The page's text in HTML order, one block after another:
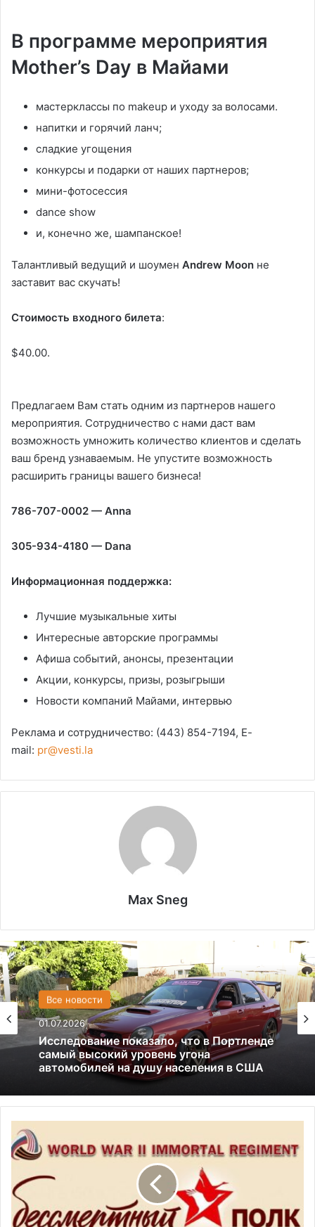
В программе мероприятия
Mother’s Day в Майами
мастерклассы по makeup и уходу за волосами.
напитки и горячий ланч;
сладкие угощения
конкурсы и подарки от наших партнеров;
мини-фотосессия
dance show
и, конечно же, шампанское!
Талантливый ведущий и шоумен Andrew Moon не
заставит вас скучать!
Стоимость входного билета:
$40.00.
Предлагаем Вам стать одним из партнеров нашего
мероприятия. Сотрудничество с нами даст вам
возможность умножить количество клиентов и сделать
ваш бренд узнаваемым. Не упустите возможность
расширить границы вашего бизнеса!
786-707-0002 — Anna
305-934-4180 — Dana
Информационная поддержка:
Лучшие музыкальные хиты
Интересные авторские программы
Афиша событий, анонсы, презентации
Акции, конкурсы, призы, розыгрыши
Новости компаний Майами, интервью
Реклама и сотрудничество: (443) 854-7194, E-
mail: pr@vesti.la
Max Sneg
Все новости
01.07.2026
автомобилей на душу населения в США
США
13.06.2025
Америка имеет огромный избыток сыра
е
с
м
е
р